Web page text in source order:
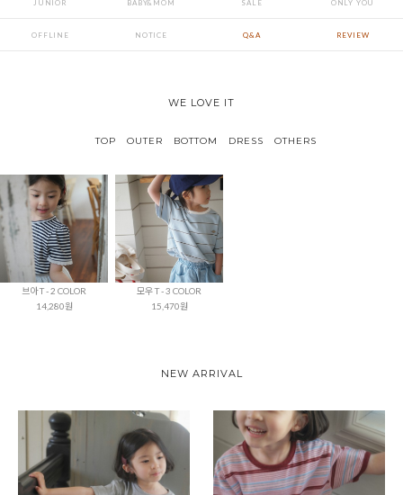
JUNIOR BABY&MOM SALE ONLY YOU
OFFLINE NOTICE Q&A REVIEW
WE LOVE IT
TOP OUTER BOTTOM DRESS OTHERS
브아 T - 2 COLOR
14,280원
모우 T - 3 COLOR
15,470원
NEW ARRIVAL